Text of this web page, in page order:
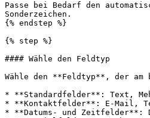
Passe bei Bedarf den
Sonderzeichen.
{% endstep %}
{% step %}
#### Wähle den Feldtyp
Wähle den **Feldtyp**, der am
* **Standardfelder**: Text,
* **Kontaktfelder**: E-Mail,
* **Datums- und Zeitfelder**: